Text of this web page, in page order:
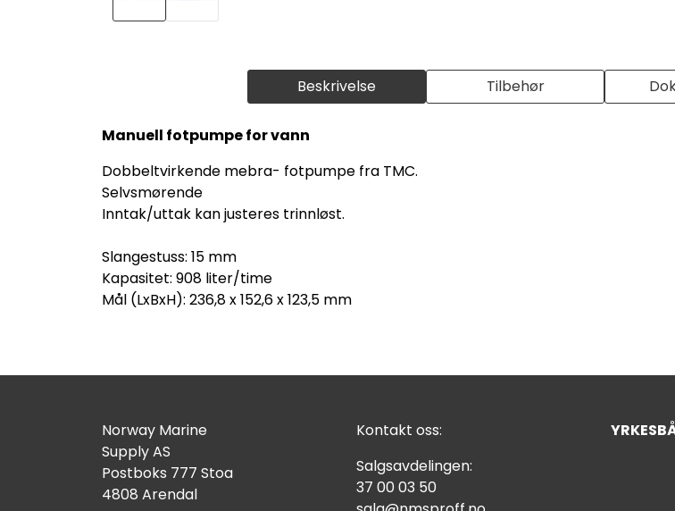
Beskrivelse Tilbehør
Manuell fotpumpe for vann
Dobbeltvirkende mebra- fotpumpe fra TMC.
Selvsmørende
Inntak/uttak kan justeres trinnløst.
Slangestuss: 15 mm
Kapasitet: 908 liter/time
Mål (LxBxH): 236,8 x 152,6 x 123,5 mm
Norway Marine
Supply AS
Postboks 777 Stoa
4808 Arendal
Kontakt oss:
Salgsavdelingen:
37 00 03 50